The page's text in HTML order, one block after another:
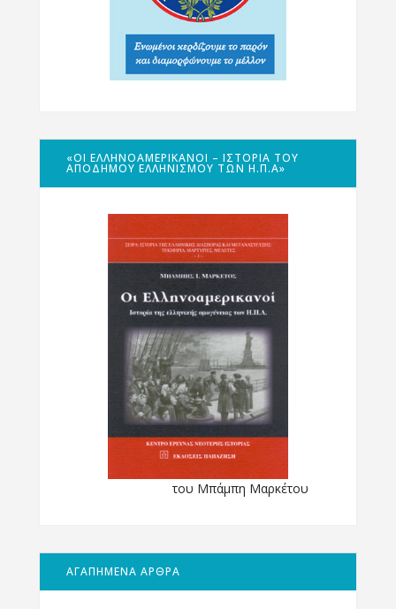
«ΟΙ ΕΛΛΗΝΟΑΜΕΡΙΚΑΝΟΊ – ΙΣΤΟΡΊΑ ΤΟΥ
ΑΠΌΔΗΜΟΥ ΕΛΛΗΝΙΣΜΟΎ ΤΩΝ Η.Π.Α»
του Μπάμπη Μαρκέτου
ΑΓΑΠΗΜΕΝΑ ΑΡΘΡΑ